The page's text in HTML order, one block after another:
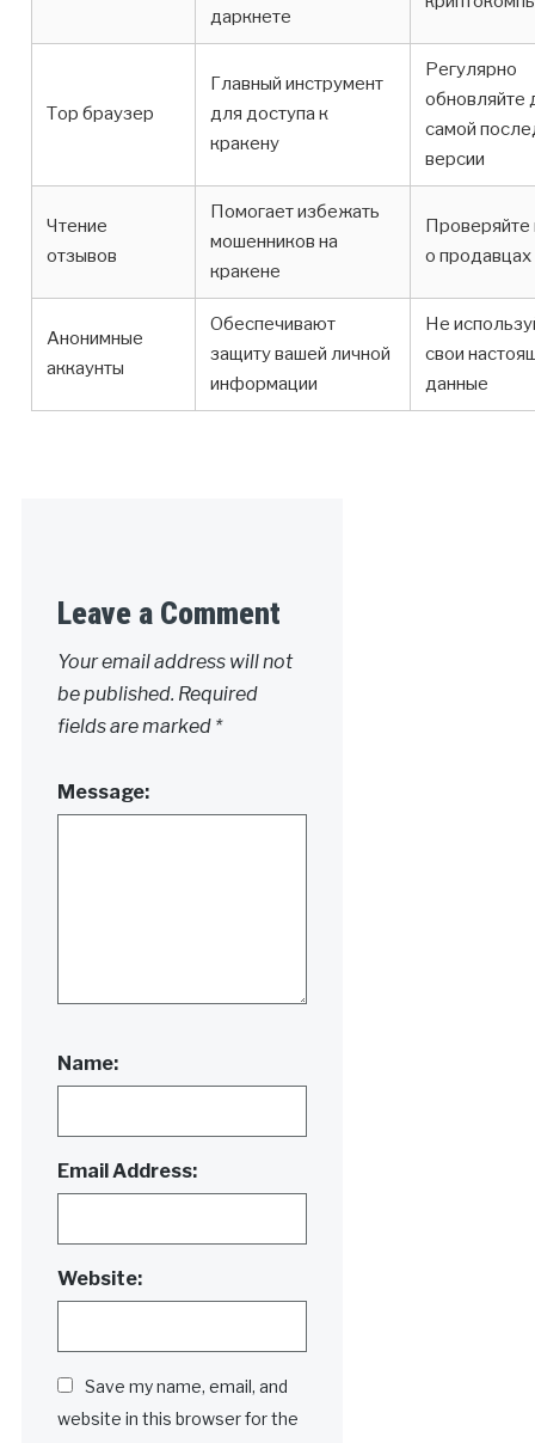
даркнете
Тор браузер
Главный инструмент
для доступа к
кракену
Регулярно
обновляйте
самой
версии
Чтение
отзывов
Помогает избежать
мошенников на
кракене
Проверяйте
о продавцах
Анонимные
аккаунты
Обеспечивают
защиту вашей личной
информации
Не
свои
данные
Leave a Comment
Your email address will not
be published. Required
fields are marked *
Message:
Name:
Email Address:
Website:
Save my name, email, and
website in this browser for the